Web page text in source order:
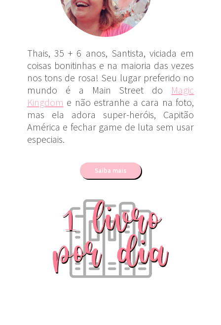
Thais, 35 + 6 anos, Santista, viciada em
coisas bonitinhas e na maioria das vezes
nos tons de rosa! Seu lugar preferido no
mundo é a Main Street do Magic
Kingdom e não estranhe a cara na foto,
mas ela adora super-heróis, Capitão
América e fechar game de luta sem usar
especiais.
Saiba mais